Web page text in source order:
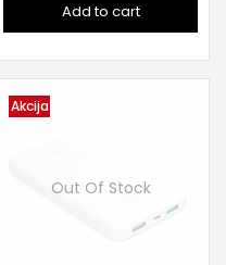
Add to cart
Akcija
Out Of Stock